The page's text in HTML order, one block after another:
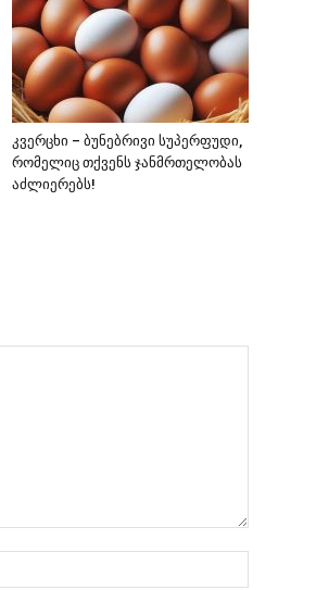
კვერცხი – ბუნებრივი სუპერფუდი,
რომელიც თქვენს ჯანმრთელობას
აძლიერებს!